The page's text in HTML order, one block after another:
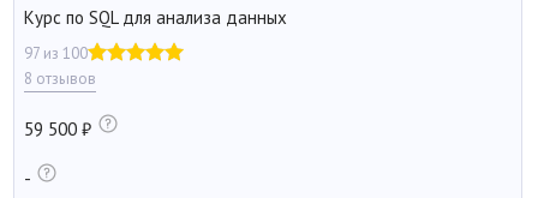
Курс по SQL для анализа данных
97 из 100
8 отзывов
59 500
-